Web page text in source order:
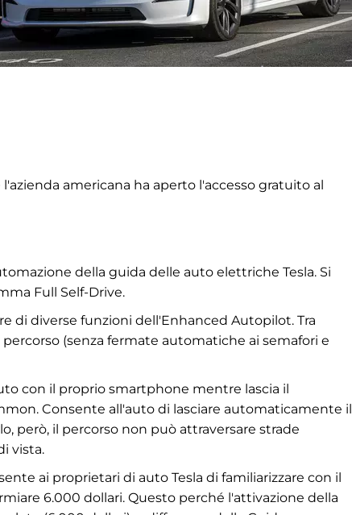
americana ha aperto l'accesso gratuito al
della guida delle auto elettriche Tesla. Si
Full Self-Drive.
di diverse funzioni dell'Enhanced Autopilot. Tra
(senza fermate automatiche ai semafori e
con il proprio smartphone mentre lascia il
Consente all'auto di lasciare automaticamente il
però, il percorso non può attraversare strade
vista.
ai proprietari di auto Tesla di familiarizzare con il
6.000 dollari. Questo perché l'attivazione della